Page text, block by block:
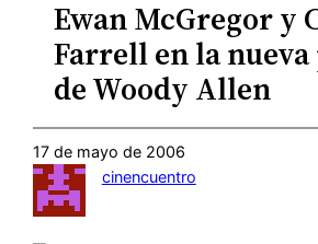
Ewan McGregor y
Farrell en la
de Woody Allen
17 de mayo de 2006
cinencuentro